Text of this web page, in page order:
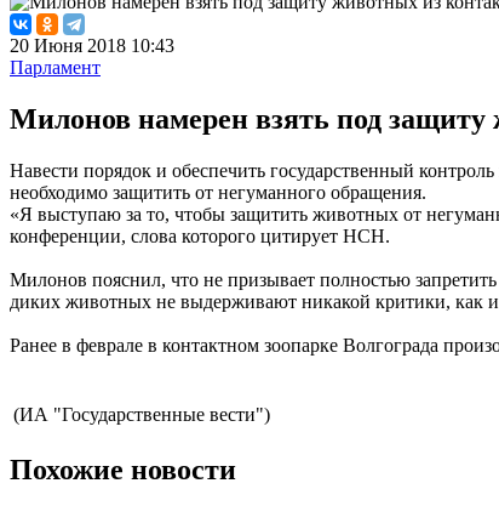
20 Июня 2018 10:43
Парламент
Милонов намерен взять под
Навести порядок и обеспечить государственный
необходимо защитить от негуманного обращения.
«Я выступаю за то, чтобы защитить животных от
конференции, слова которого цитирует НСН.
Милонов пояснил, что не призывает полностью
диких животных не выдерживают никакой критики, как и
Ранее в феврале в контактном зоопарке Волгограда
(ИА "Государственные вести")
Похожие новости